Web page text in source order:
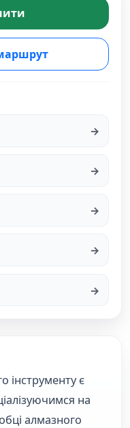
інструменту є
на
алмазного